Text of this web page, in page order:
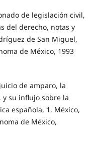
de legislación civil,
del derecho, notas y
de San Miguel,
de México, 1993
juicio de amparo, la
y su influjo sobre la
española, 1, México,
de México,